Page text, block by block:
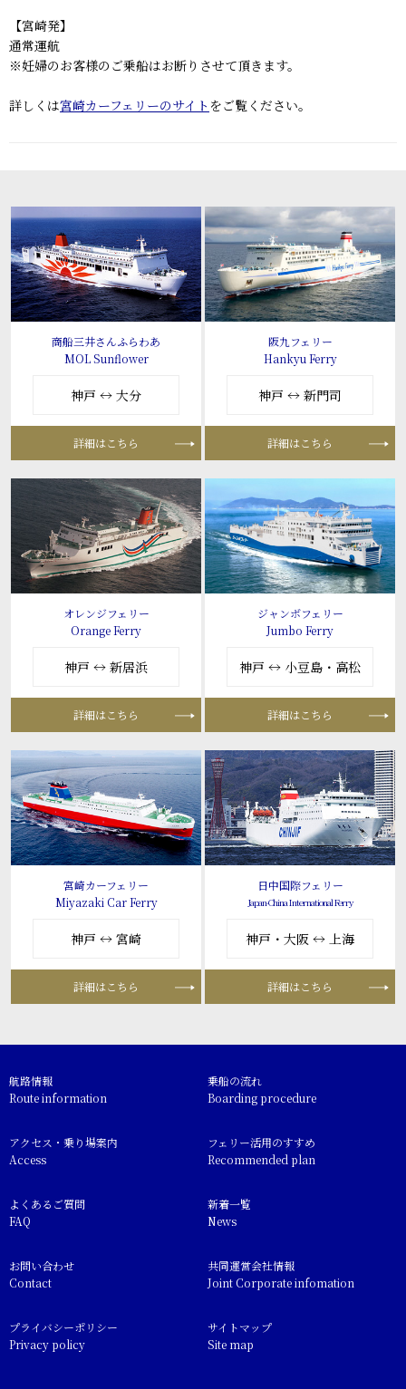
【宮崎発】
通常運航
※妊婦のお客様のご乗船はお断りさせて頂きます。
詳しくは宮崎カーフェリーのサイト をご覧ください。
商船三井さんふらわあ
MOL Sunflower
神戸 ↔ 大分
詳細はこちら
阪九フェリー
Hankyu Ferry
神戸 ↔ 新門司
詳細はこちら
オレンジフェリー
Orange Ferry
神戸 ↔ 新居浜
詳細はこちら
ジャンボフェリー
Jumbo Ferry
神戸 ↔ 小豆島・高松
詳細はこちら
宮崎カーフェリー
Miyazaki Car Ferry
神戸 ↔ 宮崎
詳細はこちら
日中国際フェリー
Japan-China International Ferry
神戸・大阪 ↔ 上海
詳細はこちら
航路情報
Route information
乗船の流れ
Boarding procedure
アクセス・乗り場案内
Access
フェリー活用のすすめ
Recommended plan
よくあるご質問
FAQ
新着一覧
News
お問い合わせ
Contact
共同運営会社情報
Joint Corporate infomation
プライバシーポリシー
Privacy policy
サイトマップ
Site map